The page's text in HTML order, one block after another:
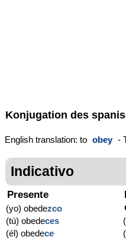
Konjugation des
English translation: to obey -
Indicativo
Presente
(yo) obedezco
(tú) obedeces
(él) obedece